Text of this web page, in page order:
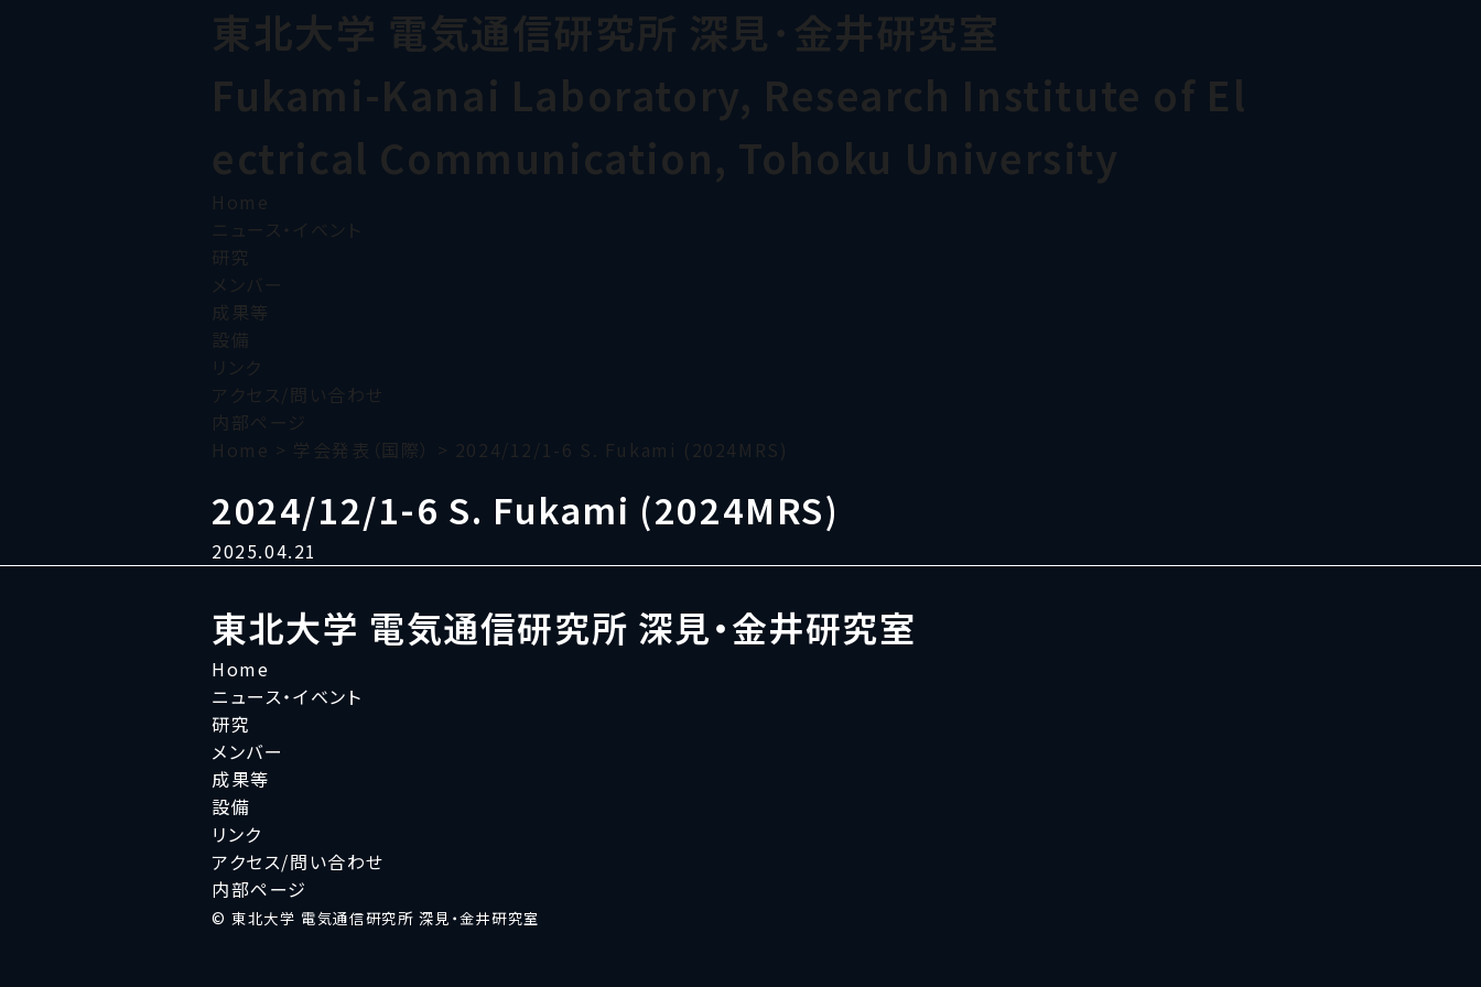
東北大学 電気通信研究所 深見･金井研究室
Fukami-Kanai Laboratory, Research Institute of El
ectrical Communication, Tohoku University
Home
ニュース・イベント
研究
メンバー
成果等
設備
リンク
アクセス/問い合わせ
内部ページ
Home > 学会発表（国際） > 2024/12/1-6 S. Fukami (2024MRS)
2024/12/1-6 S. Fukami (2024MRS)
2025.04.21
東北大学 電気通信研究所 深見・金井研究室
Home
ニュース・イベント
研究
メンバー
成果等
設備
リンク
アクセス/問い合わせ
内部ページ
© 東北大学 電気通信研究所 深見・金井研究室